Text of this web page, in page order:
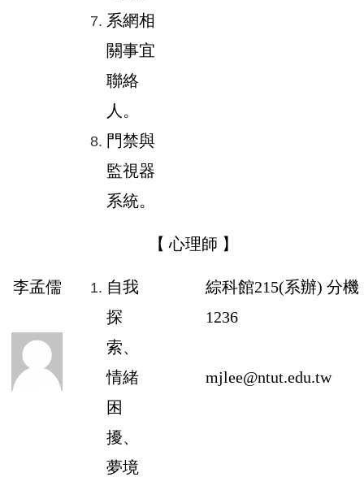
系網相
關事宜
聯絡
人。
門禁與
監視器
系統。
【 心理師 】
李孟儒
自我
探
索、
情緒
困
擾、
夢境
綜科館215(系辦) 分機
1236
mjlee@ntut.edu.tw